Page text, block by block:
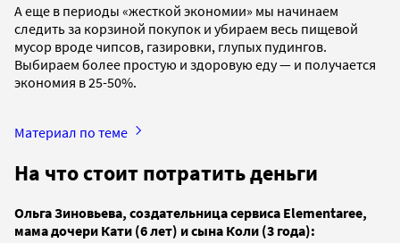
А еще в периоды «жесткой экономии» мы начинаем
следить за корзиной покупок и убираем весь пищевой
мусор вроде чипсов, газировки, глупых пудингов.
Выбираем более простую и здоровую еду — и получается
экономия в 25-50%.
Материал по теме
На что стоит потратить деньги
Ольга Зиновьева, создательница сервиса Elementaree,
мама дочери Кати (6 лет) и сына Коли (3 года):